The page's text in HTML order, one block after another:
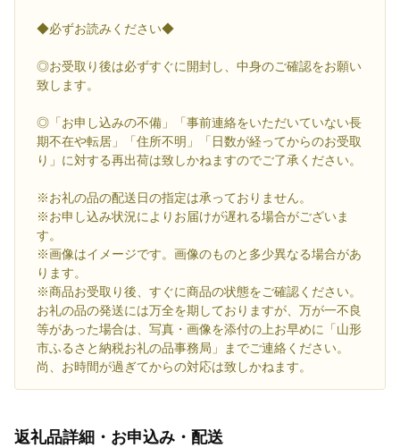
◆必ずお読みください◆
◎お受取り後は必ずすぐに開封し、中身のご確認をお願い
致します。
◎「お申し込みの不備」「事前連絡をいただいていない長
期不在や転居」「住所不明」「日数が経ってからのお受取
り」に対する再出荷は致しかねますのでご了承ください。
※お礼の品の配送日の指定は承っておりません。
※お申し込み状況によりお届けが遅れる場合がございま
す。
※画像はイメージです。画像のものと多少異なる場合があ
ります。
※商品お受取り後、すぐに商品の状態をご確認ください。
お礼の品の発送には万全を期しておりますが、万が一不良
等があった場合は、写真・画像を添付の上お早めに「山形
市ふるさと納税お礼の品事務局」までご連絡ください。
尚、お時間が過ぎてからの対応は致しかねます。
返礼品詳細・お申込み・配送